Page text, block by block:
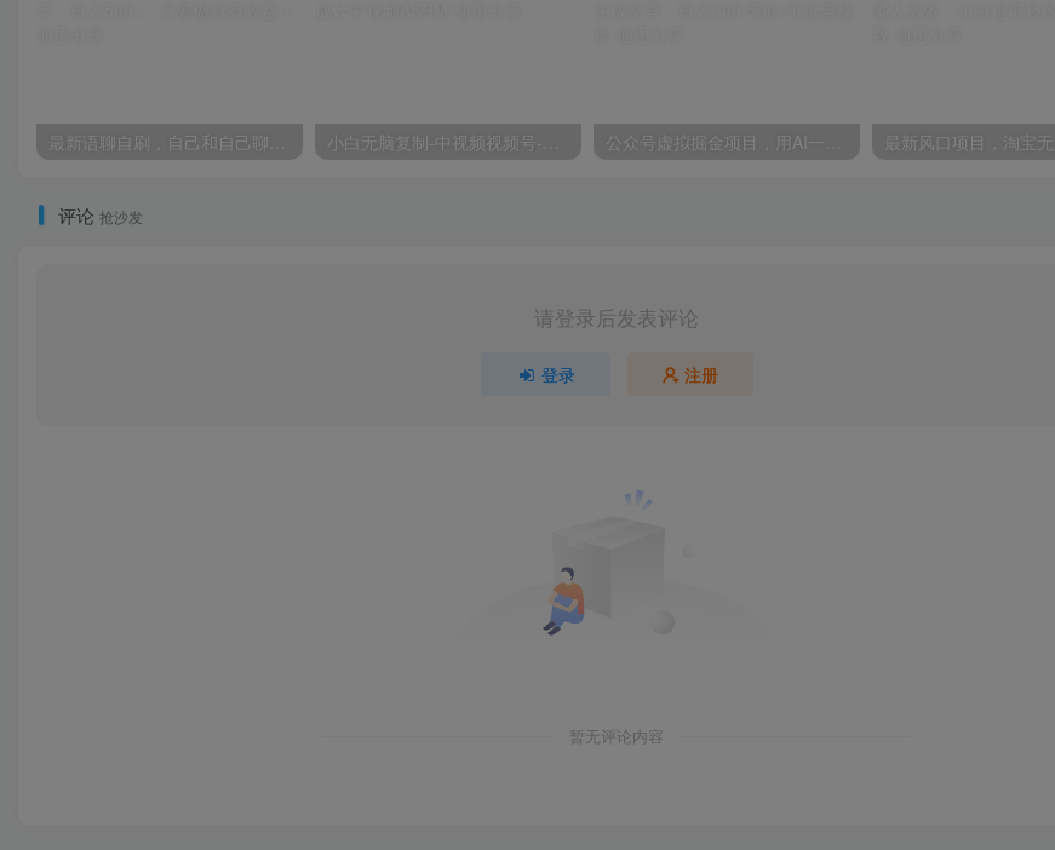
最新语聊自刷，自己和自己聊天，日入500+，只要做就有收益！ 小白无脑复制-中视频视频号-分成计中视频ASRM 公众号虚拟掘金项目，用AI一键生成文章，日入300-500+可批量操作
评论 抢沙发
请登录后发表评论
登录 注册
暂无评论内容